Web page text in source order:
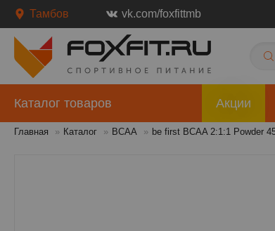
Тамбов vk.com/foxfittmb
Каталог товаров Акции
Главная » Каталог » ВСАА » be first BCAA 2:1:1 Powder